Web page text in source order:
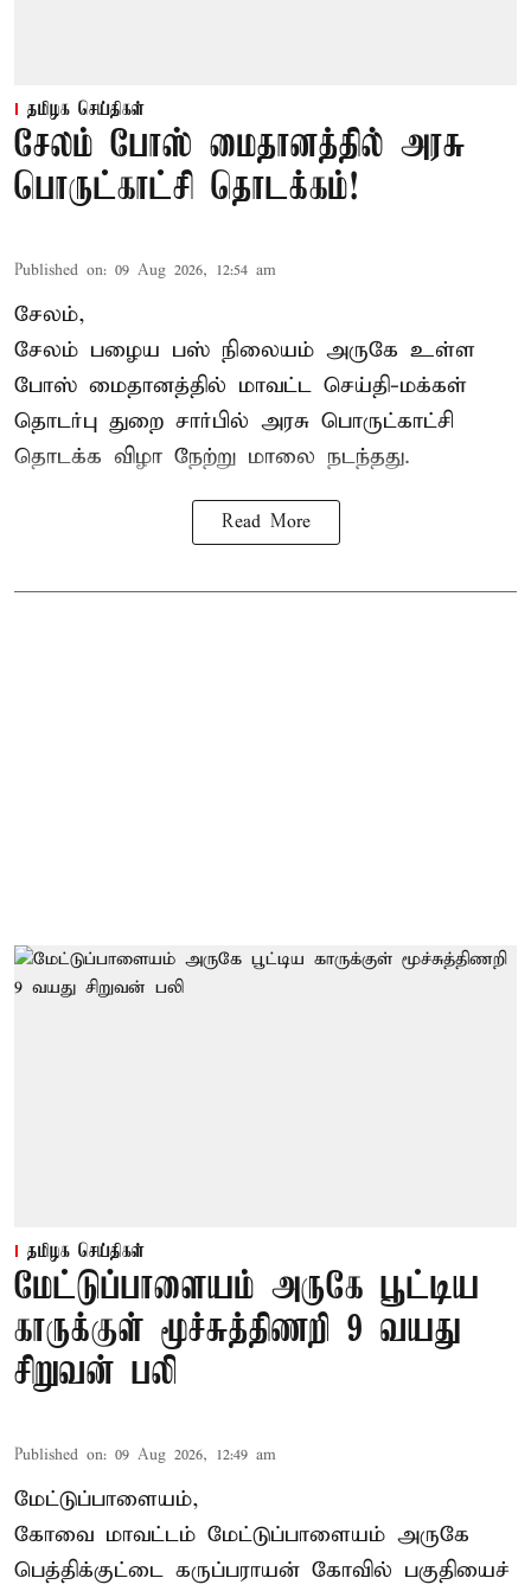
தமிழக செய்திகள்
சேலம் போஸ் மைதானத்தில் அரசு
பொருட்காட்சி தொடக்கம்!
Published on: 09 Aug 2026, 12:54 am
சேலம்,
சேலம் பழைய பஸ் நிலையம் அருகே உள்ள
போஸ் மைதானத்தில் மாவட்ட செய்தி-மக்கள்
தொடர்பு துறை சார்பில் அரசு பொருட்காட்சி
தொடக்க விழா நேற்று மாலை நடந்தது.
Read More
தமிழக செய்திகள்
மேட்டுப்பாளையம் அருகே பூட்டிய
காருக்குள் மூச்சுத்திணறி 9 வயது
சிறுவன் பலி
Published on: 09 Aug 2026, 12:49 am
மேட்டுப்பாளையம்,
கோவை மாவட்டம் மேட்டுப்பாளையம் அருகே
பெத்திக்குட்டை கருப்பராயன் கோவில் பகுதியைச்